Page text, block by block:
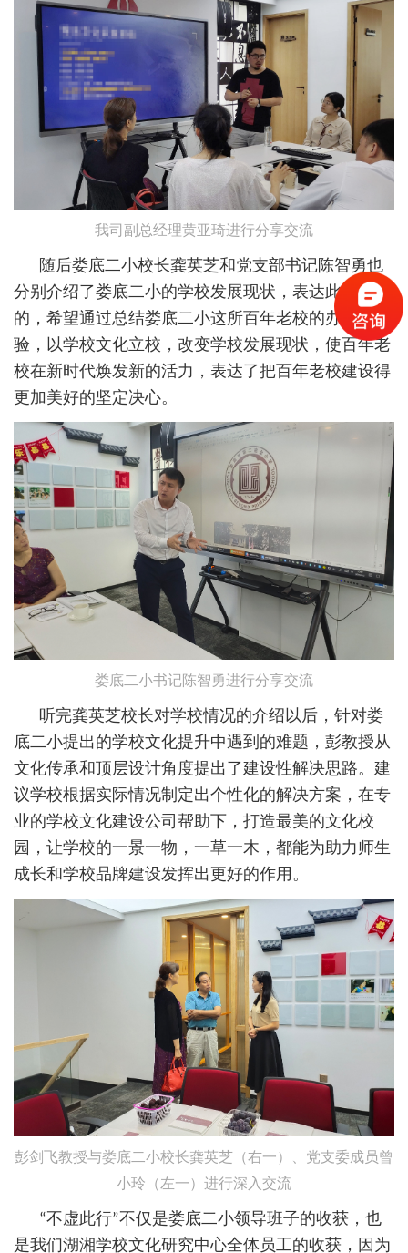
我司副总经理黄亚琦进行分享交流
随后娄底二小校长龚英芝和党支部书记陈智勇也
分别介绍了娄底二小的学校发展现状，表达此行的目
的，希望通过总结娄底二小这所百年老校的办学经
验，以学校文化立校，改变学校发展现状，使百年老
校在新时代焕发新的活力，表达了把百年老校建设得
更加美好的坚定决心。
娄底二小书记陈智勇进行分享交流
听完龚英芝校长对学校情况的介绍以后，针对娄
底二小提出的学校文化提升中遇到的难题，彭教授从
文化传承和顶层设计角度提出了建设性解决思路。建
议学校根据实际情况制定出个性化的解决方案，在专
业的学校文化建设公司帮助下，打造最美的文化校
园，让学校的一景一物，一草一木，都能为助力师生
成长和学校品牌建设发挥出更好的作用。
彭剑飞教授与娄底二小校长龚英芝（右一）、党支委成员曾
小玲（左一）进行深入交流
“不虚此行”不仅是娄底二小领导班子的收获，也
是我们湖湘学校文化研究中心全体员工的收获，因为